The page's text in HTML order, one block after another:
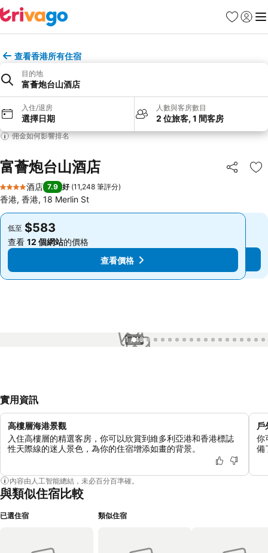
收藏夾
登入 選
查看香港所有住宿
目的地
富薈炮台山酒店
入住/退房
選擇日期
人數與客房數目
2 位旅客, 1 間客房
佣金如何影響排名
富薈炮台山酒店 分享
放
4 星級
酒店 7.9 好 (11,248 筆評分)
香港, 香港, 18 Merlin St
低至 $583
查看 12 個網站的價格
查看價格
低至 $583
查看 12 個網站的價格
查看價格
1 / 49
實用資訊
高樓層海港景觀
入住高樓層的精選客房，你可以欣賞到維多利亞港和香港標誌
性天際線的迷人景色，為你的住宿增添如畫的背景。
你
備
內容由人工智能總結，未必百分百準確。
與類似住宿比較
已選住宿 類似住宿